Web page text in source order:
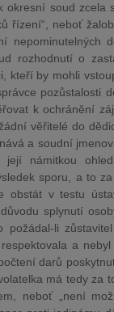
okresní soud zcela
řízení“, neboť
nepominutelných
rozhodnutí o
kteří by mohli
pozůstalosti
k ochránění
věřitelé do
a soudní
námitkou
sporu, a to
obstát v testu
splynutí
požádal-li
a
darů
má tedy za
neboť „není